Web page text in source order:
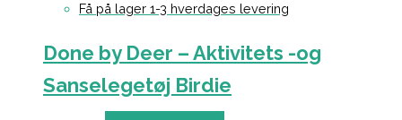
Få på lager 1-3 hverdages levering
Done by Deer – Aktivitets -og
Sanselegetøj Birdie